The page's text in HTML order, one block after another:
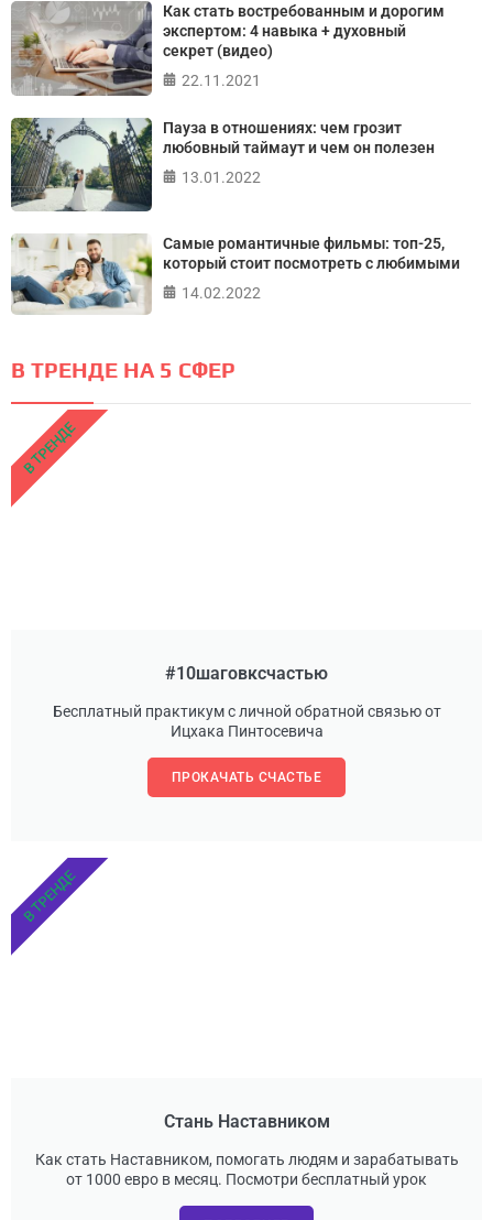
Как стать востребованным и дорогим
экспертом: 4 навыка + духовный
секрет (видео)
22.11.2021
Пауза в отношениях: чем грозит
любовный таймаут и чем он полезен
13.01.2022
Самые романтичные фильмы: топ-25,
который стоит посмотреть с любимыми
14.02.2022
В ТРЕНДЕ НА 5 СФЕР
#10шаговксчастью
Бесплатный практикум с личной обратной связью от
Ицхака Пинтосевича
ПРОКАЧАТЬ СЧАСТЬЕ
В ТРЕНДЕ
Стань Наставником
Как стать Наставником, помогать людям и зарабатывать
от 1000 евро в месяц. Посмотри бесплатный урок
В ТРЕНДЕ